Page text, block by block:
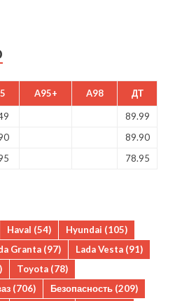
A95+ A98 ДТ
89.99
89.90
78.95
Haval (54) Hyundai (105)
Granta (97) Lada Vesta (91)
Toyota (78)
(706) Безопасность (209)